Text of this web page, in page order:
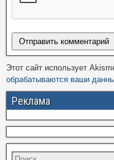
Этот сайт использует
обрабатываются ваши
Реклама